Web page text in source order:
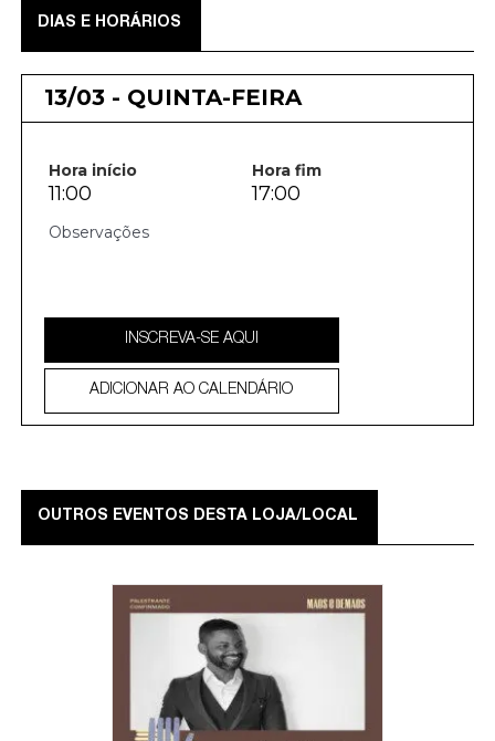
DIAS E HORÁRIOS
13/03 - QUINTA-FEIRA
Hora início Hora fim
11:00 17:00
INSCREVA-SE AQUI
ADICIONAR AO CALENDÁRIO
OUTROS EVENTOS DESTA LOJA/LOCAL